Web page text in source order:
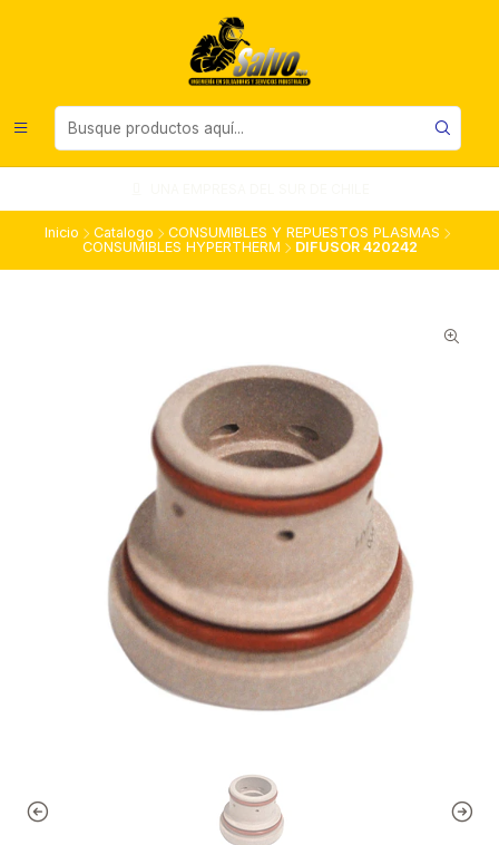
Inicio Catalogo
CONSUMIBLES Y REPUESTOS PLASMAS
CONSUMIBLES HYPERTHERM
DIFUSOR 420242